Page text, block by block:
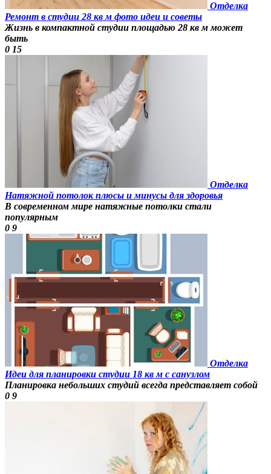
Отделка
Ремонт в студии 28 кв м фото идеи и советы
Жизнь в компактной студии площадью 28 кв м может
быть
0 15
Отделка
Натяжной потолок плюсы и минусы для здоровья
В современном мире натяжные потолки стали
популярным
0 9
Отделка
Идеи для планировки студии 18 кв м с санузлом
Планировка небольших студий всегда представляет собой
0 9